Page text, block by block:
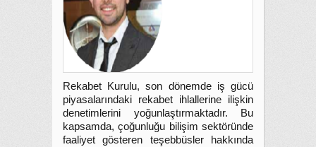
Rekabet Kurulu, son dönemde iş gücü
piyasalarındaki rekabet ihlallerine ilişkin
denetimlerini yoğunlaştırmaktadır. Bu
kapsamda, çoğunluğu bilişim sektöründe
faaliyet gösteren teşebbüsler hakkında